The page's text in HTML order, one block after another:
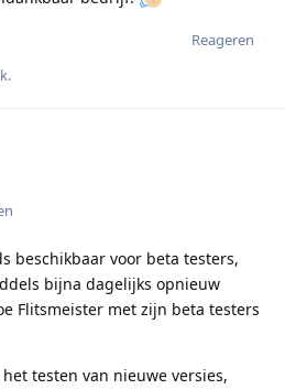
Reageren
.
beschikbaar voor beta testers,
bijna dagelijks opnieuw
Flitsmeister met zijn beta testers
testen van nieuwe versies,